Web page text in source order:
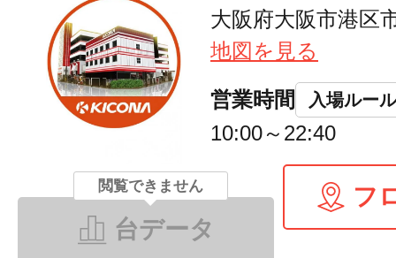
大阪府大阪市港区
地図を見る
営業時間 入場ルール
10:00～22:40
閲覧できません
台データ
フ